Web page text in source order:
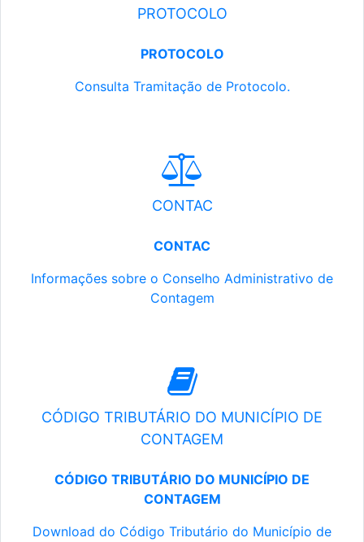
PROTOCOLO
PROTOCOLO
Consulta Tramitação de Protocolo.
CONTAC
CONTAC
Informações sobre o Conselho Administrativo de
Contagem
CÓDIGO TRIBUTÁRIO DO MUNICÍPIO DE
CONTAGEM
CÓDIGO TRIBUTÁRIO DO MUNICÍPIO DE
CONTAGEM
Download do Código Tributário do Município de